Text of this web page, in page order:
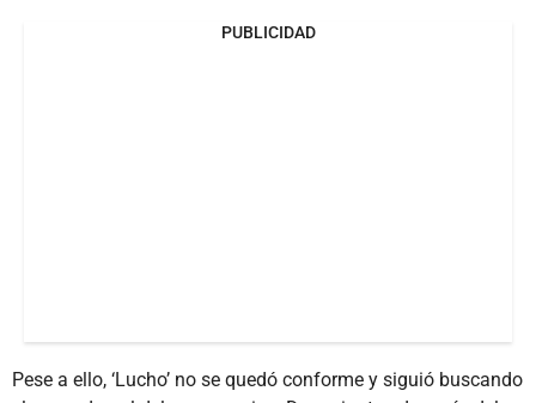
PUBLICIDAD
Pese a ello, ‘Lucho’ no se quedó conforme y siguió buscando